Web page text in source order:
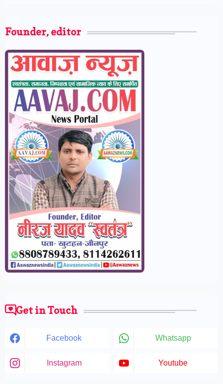
Founder, editor
Get in Touch
Facebook Whatsapp
Instagram Youtube